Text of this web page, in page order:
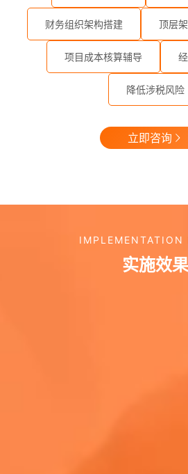
财务组织架构搭建 顶层
项目成本核算辅导
降低涉税风险
立即咨询
IMPLEMENTATION
实施效果